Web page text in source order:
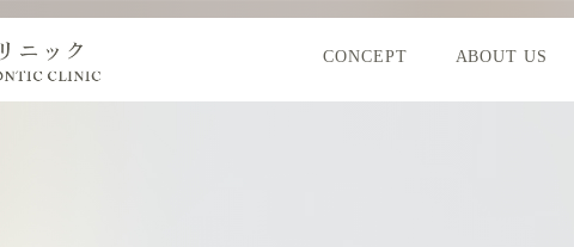
CONCEPT ABOUT US